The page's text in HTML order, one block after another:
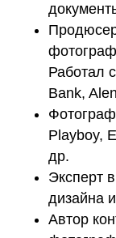
Работал
Bank,
Playboy,
др.
Эксперт
дизайна
Автор